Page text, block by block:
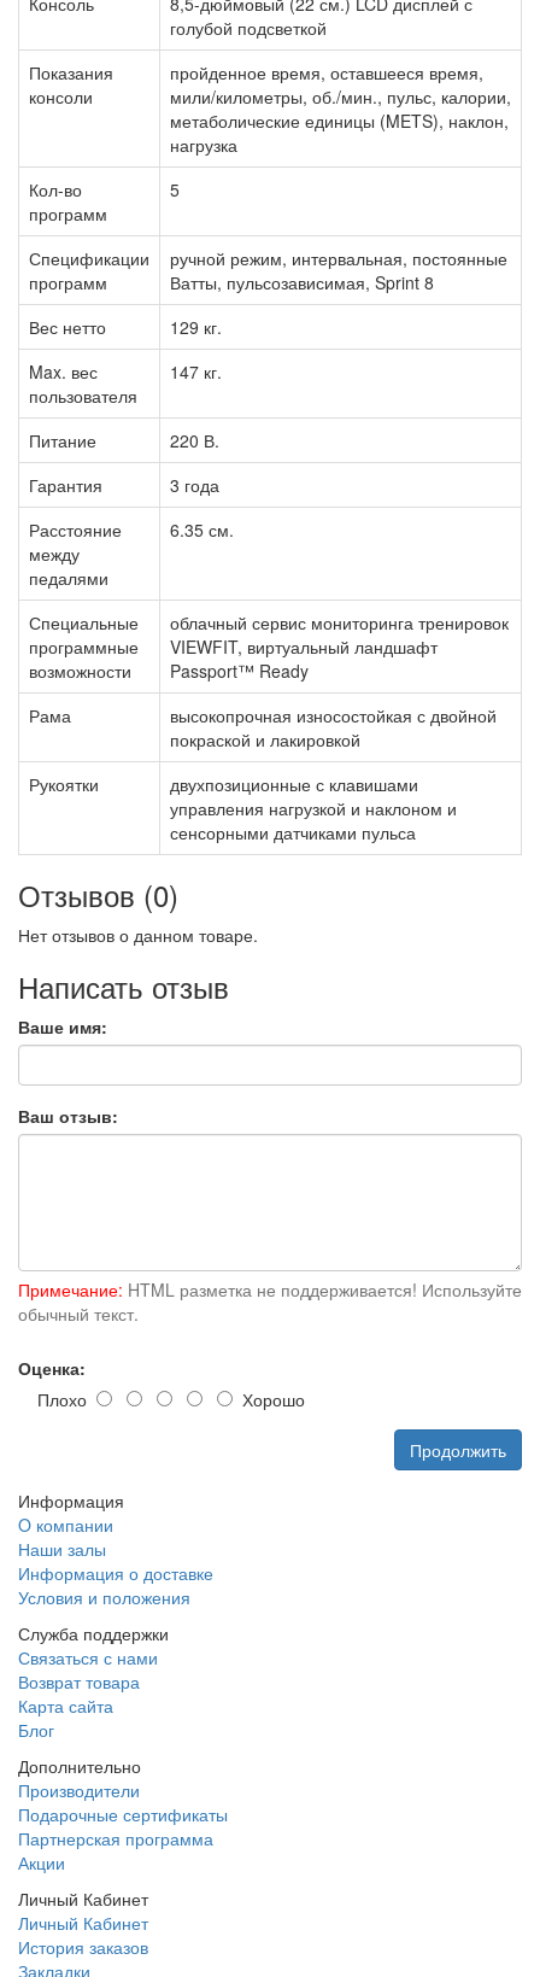
голубой подсветкой
Показания
консоли
пройденное время, оставшееся время,
мили/километры, об./мин., пульс, калории,
метаболические единицы (METS), наклон,
нагрузка
Кол-во
программ
5
Спецификации
программ
ручной режим, интервальная, постоянные
Ватты, пульсозависимая, Sprint 8
Вес нетто
129 кг.
Max. вес
пользователя
147 кг.
Питание
220 В.
Гарантия
3 года
Расстояние
между
педалями
6.35 см.
Специальные
программные
возможности
облачный сервис мониторинга тренировок
VIEWFIT, виртуальный ландшафт
Passport™ Ready
Рама
высокопрочная износостойкая с двойной
покраской и лакировкой
Рукоятки
двухпозиционные с клавишами
управления нагрузкой и наклоном и
сенсорными датчиками пульса
Отзывов (0)
Нет отзывов о данном товаре.
Написать отзыв
Ваше имя:
Ваш отзыв:
Примечание: HTML разметка не поддерживается! Используйте
обычный текст.
Оценка:
Плохо
Хорошо
Продолжить
Информация
O компании
Наши залы
Информация о доставке
Условия и положения
Служба поддержки
Связаться с нами
Возврат товара
Карта сайта
Блог
Дополнительно
Производители
Подарочные сертификаты
Партнерская программа
Акции
Личный Кабинет
Личный Кабинет
История заказов
Закладки